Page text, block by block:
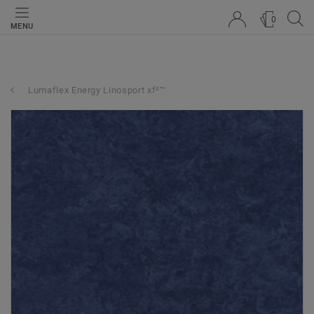
MENU
0
Lumaflex Energy Linosport xf²™